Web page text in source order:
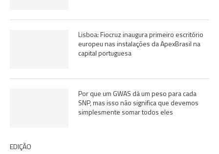
Lisboa: Fiocruz inaugura primeiro escritório
europeu nas instalações da ApexBrasil na
capital portuguesa
Por que um GWAS dá um peso para cada
SNP, mas isso não significa que devemos
simplesmente somar todos eles
EDIÇÃO